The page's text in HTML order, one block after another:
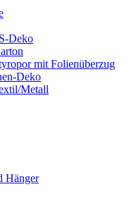
Deko
mit Folienüberzug
Deko
Metall
Hänger